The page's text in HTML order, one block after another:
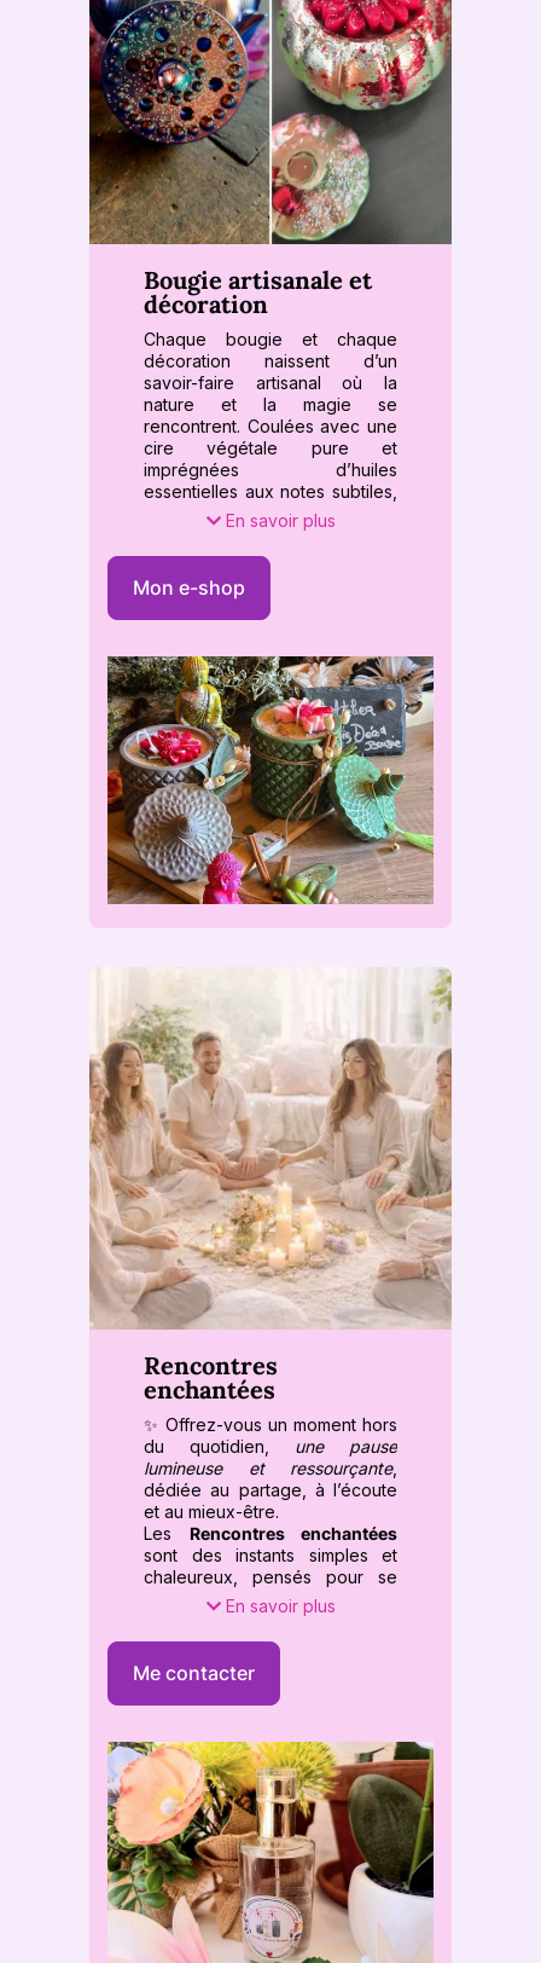
Bougie artisanale et
décoration
Chaque bougie et chaque
décoration naissent d’un
savoir-faire artisanal où la
nature et la magie se
rencontrent. Coulées avec une
cire végétale pure et
imprégnées d’huiles
essentielles aux notes subtiles,
les bougies libèrent une aura
douce et bienveillante, invitant
à la sérénité et à l’équilibre
intérieur.
💫 Plus que des objets, ces
alliées de l’âme : elles apaisent,
inspirent et transforment
l’atmosphère en un espace
sacré, propice aux rituels, à la
méditation ou à de simples
instants de douceur.
🏡 Les décorations, élégantes
et symboliques, prolongent
cette expérience en insufflant à
chaque lieu une harmonie
délicate. Elles habillent l’espace
talismans modernes qui veillent
sur la maison.
✨ Allumer une flamme, disposer
un ornement, c’est ouvrir la
porte d’un sanctuaire intime où
règnent équilibre, énergie et
enchantement.
En savoir plus
Mon e-shop
Rencontres
enchantées
✨ Offrez-vous un moment hors
du quotidien, une pause
lumineuse et ressourçante,
dédiée au partage, à l’écoute
et au mieux-être.
Les Rencontres enchantées
sont des instants simples et
chaleureux, pensés pour se
retrouver, échanger et se
reconnecter à l’essentiel, dans
une ambiance douce,
conviviale et inspirante.
Ces rencontres peuvent être
animées par des
l’accompagnement intuitif:
énergéticiens, magnétiseurs,
praticiens holistiques,
accompagnants de vie ou
créateurs sensibles. Au fil des
échanges, vous êtes invité(e) à
:
écouter vos ressentis
mieux comprendre votre
En savoir plus
Me contacter